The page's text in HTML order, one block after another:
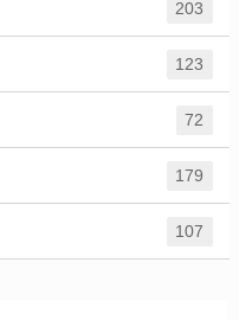
203
123
72
179
107